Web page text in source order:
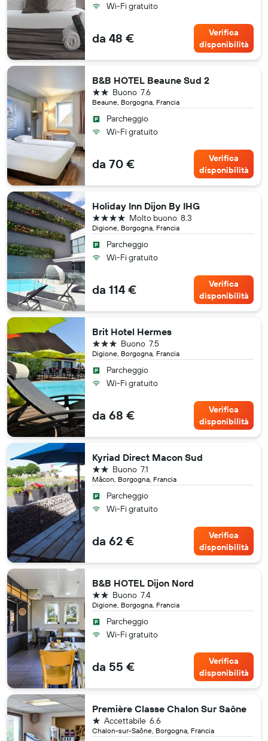
Wi-Fi gratuito
da 48 €
Verifica
disponibilità
B&B HOTEL Beaune Sud 2
Beaune, Borgogna, Francia
7.6
Buono
2 stelle
Parcheggio
Wi-Fi gratuito
da 70 €
Verifica
disponibilità
Holiday Inn Dijon By IHG
Digione, Borgogna, Francia
8.3
Molto buono
4 stelle
Parcheggio
Wi-Fi gratuito
da 114 €
Verifica
disponibilità
Brit Hotel Hermes
Digione, Borgogna, Francia
7.5
Buono
3 stelle
Parcheggio
Wi-Fi gratuito
da 68 €
Verifica
disponibilità
Kyriad Direct Macon Sud
Mâcon, Borgogna, Francia
7.1
Buono
2 stelle
Parcheggio
Wi-Fi gratuito
da 62 €
Verifica
disponibilità
B&B HOTEL Dijon Nord
Digione, Borgogna, Francia
7.4
Buono
2 stelle
Parcheggio
Wi-Fi gratuito
da 55 €
Verifica
disponibilità
Première Classe Chalon Sur Saône
Chalon-sur-Saône, Borgogna, Francia
6.6
Accettabile
1 stella